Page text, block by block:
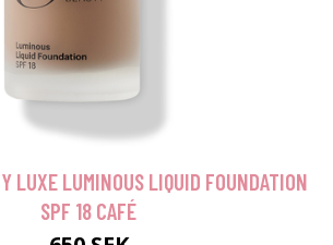
LUXE LUMINOUS LIQUID FOUNDATION
SPF 18 CAFÉ